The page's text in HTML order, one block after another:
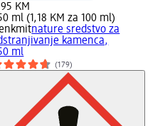
KM
ml (1,18 KM za 100 ml)
nature sredstvo za
kamenca,
ml
(179)